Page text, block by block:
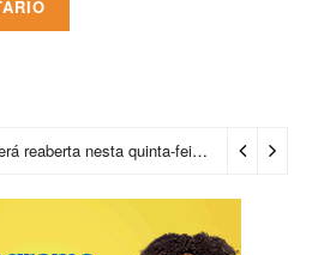
Casa do Benin será reaberta nesta quinta-feira (6) 23 horas ago